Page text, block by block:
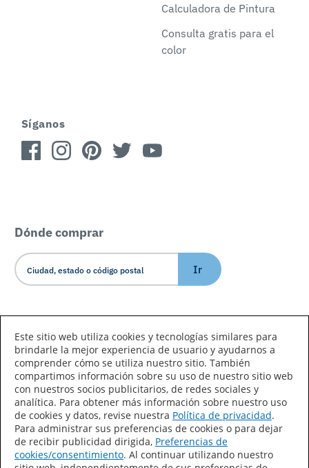
Calculadora de Pintura
Consulta gratis para el
color
Síganos
Dónde comprar
Ir
Declaración de accesibilidad
Mapa del sitio
Términos de uso
Privacidad
Este sitio web utiliza cookies y tecnologías similares para
brindarle la mejor experiencia de usuario y ayudarnos a
comprender cómo se utiliza nuestro sitio. También
compartimos información sobre su uso de nuestro sitio web
con nuestros socios publicitarios, de redes sociales y
analítica. Para obtener más información sobre nuestro uso
de cookies y datos, revise nuestra Política de privacidad.
Para administrar sus preferencias de cookies o para dejar
de recibir publicidad dirigida, Preferencias de
cookies/consentimiento. Al continuar utilizando nuestro